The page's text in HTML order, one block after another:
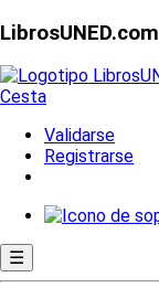
LibrosUNED.com
Cesta
Validarse
Registrarse
☰